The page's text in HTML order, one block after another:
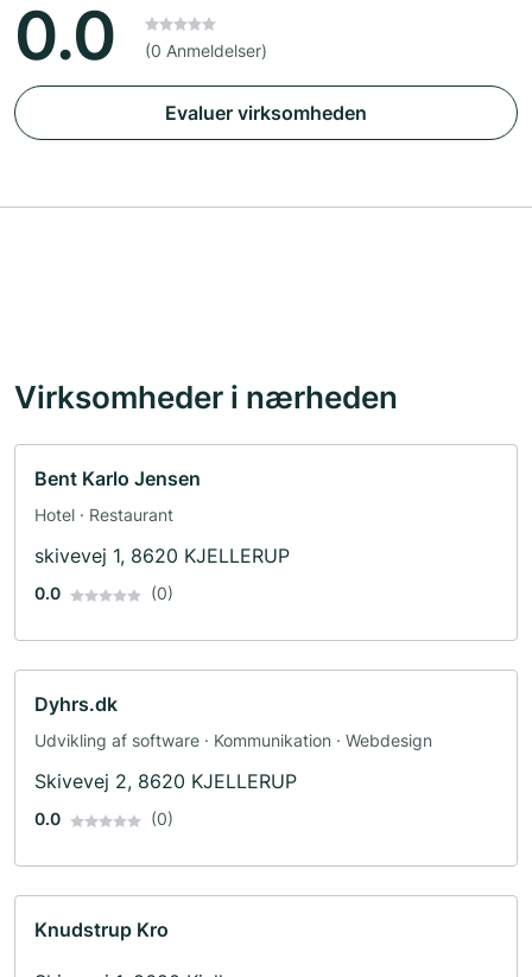
0.0 (0 Anmeldelser)
Evaluer virksomheden
Virksomheder i nærheden
Bent Karlo Jensen
Hotel · Restaurant
skivevej 1, 8620 KJELLERUP
0.0 (0)
Dyhrs.dk
Udvikling af software · Kommunikation · Webdesign
Skivevej 2, 8620 KJELLERUP
0.0 (0)
Knudstrup Kro